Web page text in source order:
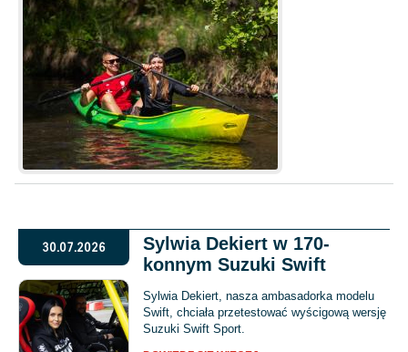
30.07.2026
Sylwia Dekiert w 170-
konnym Suzuki Swift
Sylwia Dekiert, nasza ambasadorka modelu
Swift, chciała przetestować wyścigową wersję
Suzuki Swift Sport.